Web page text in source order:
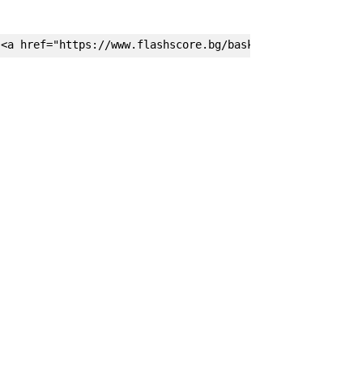
<a href="https://www.flashscore.bg/basketball/"